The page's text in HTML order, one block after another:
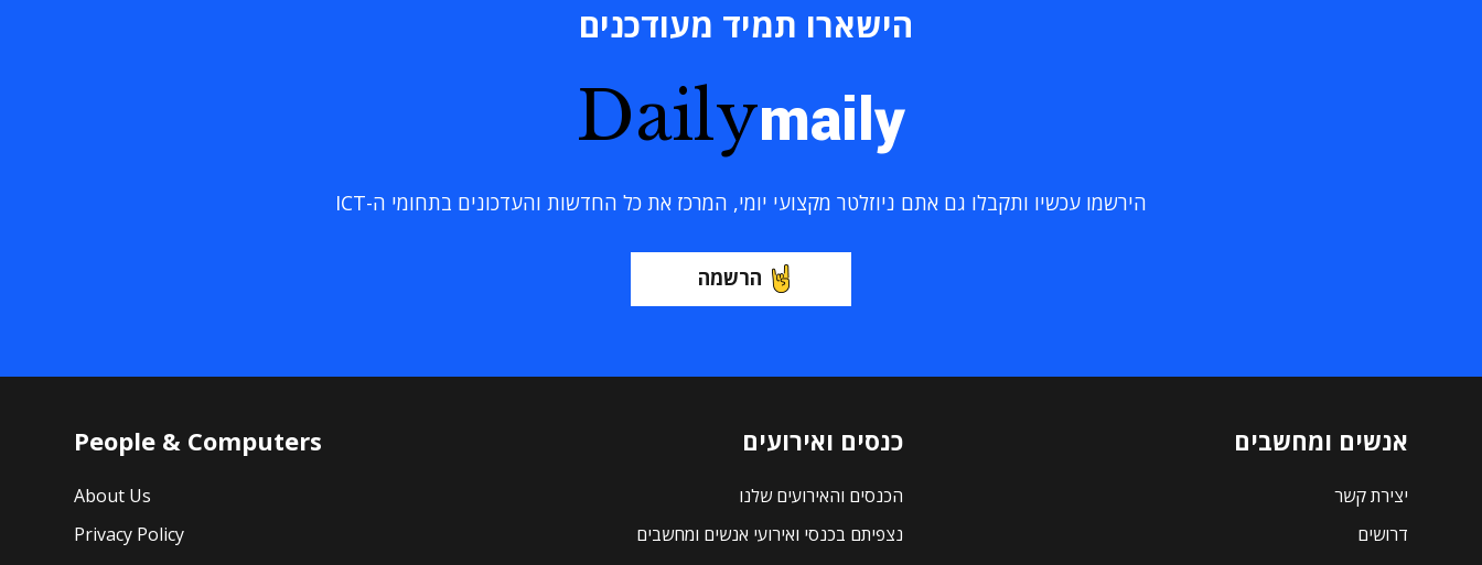
הישארו תמיד מעודכנים
Dailymaily
הירשמו עכשיו ותקבלו גם אתם ניוזלטר מקצועי יומי, המרכז את כל החדשות והעדכונים בתחומי ה-ICT
הרשמה
אנשים ומחשבים
יצירת קשר
דרושים
כנסים ואירועים
הכנסים והאירועים שלנו
נצפיתם בכנסי ואירועי אנשים ומחשבים
People & Computers
About Us
Privacy Policy